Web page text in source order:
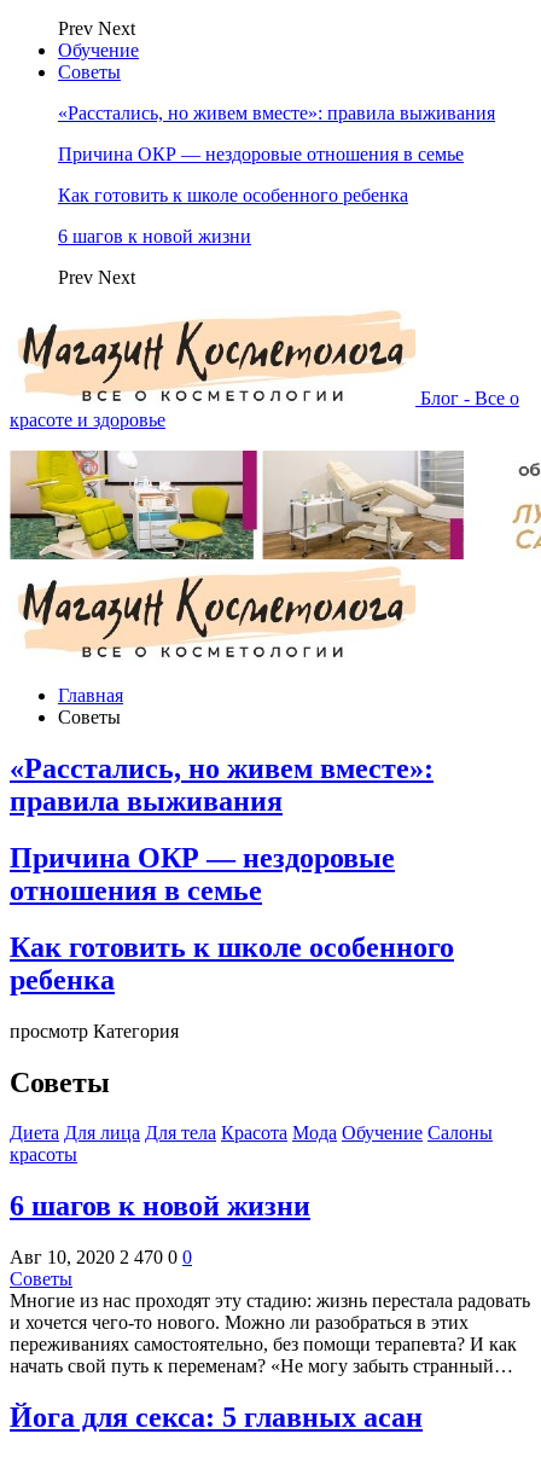
Prev Next
Обучение
Советы
«Расстались, но живем вместе»: правила выживания
Причина ОКР — нездоровые отношения в семье
Как готовить к школе особенного ребенка
6 шагов к новой жизни
Prev Next
Блог - Все о
красоте и здоровье
Главная
Советы
«Расстались, но живем вместе»:
правила выживания
Причина ОКР — нездоровые
отношения в семье
Как готовить к школе особенного
ребенка
просмотр Категория
Советы
Диета Для лица Для тела Красота Мода Обучение Салоны
красоты
6 шагов к новой жизни
Авг 10, 2020 2 470 0 0
Советы
Многие из нас проходят эту стадию: жизнь перестала радовать
и хочется чего-то нового. Можно ли разобраться в этих
переживаниях самостоятельно, без помощи терапевта? И как
начать свой путь к переменам? «Не могу забыть странный…
Йога для секса: 5 главных асан